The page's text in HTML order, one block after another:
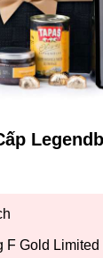
F Gold Limited